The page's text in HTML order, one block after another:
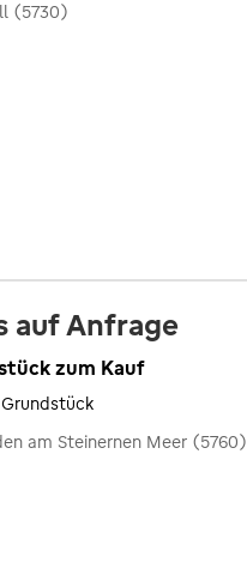
(5730)
auf Anfrage
zum Kauf
am Steinernen Meer (5760)